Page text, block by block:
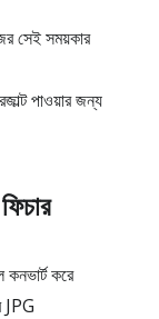
সেই সময়কার
পাওয়ার জন্য
করে
JPG